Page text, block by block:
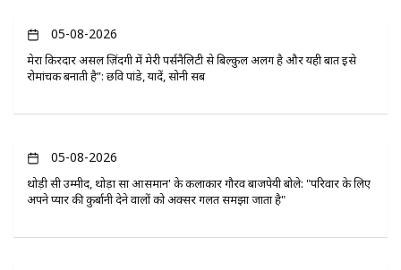
05-08-2026
मेरा किरदार असल ज़िंदगी में मेरी पर्सनैलिटी से बिल्कुल अलग है और यही बात इसे
रोमांचक बनाती है”: छवि पांडे, यादें, सोनी सब
05-08-2026
थोड़ी सी उम्मीद, थोड़ा सा आसमान' के कलाकार गौरव बाजपेयी बोले: "परिवार के लिए
अपने प्यार की कुर्बानी देने वालों को अक्सर गलत समझा जाता है"